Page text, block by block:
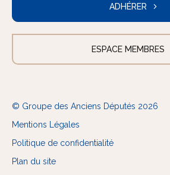
ADHÉRER
ESPACE MEMBRES
© Groupe des Anciens Députés 2026
Mentions Légales
Politique de confidentialité
Plan du site